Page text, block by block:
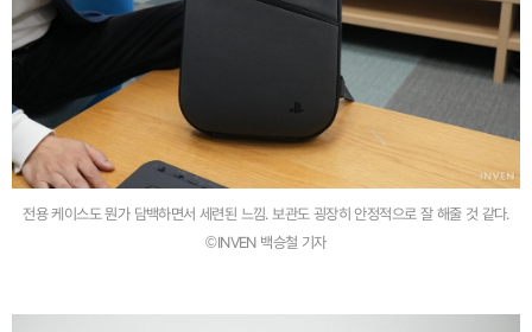
전용 케이스도 뭔가 담백하면서 세련된 느낌. 보관도 굉장히 안정적으로 잘 해줄 것 같다.
©INVEN 백승철 기자